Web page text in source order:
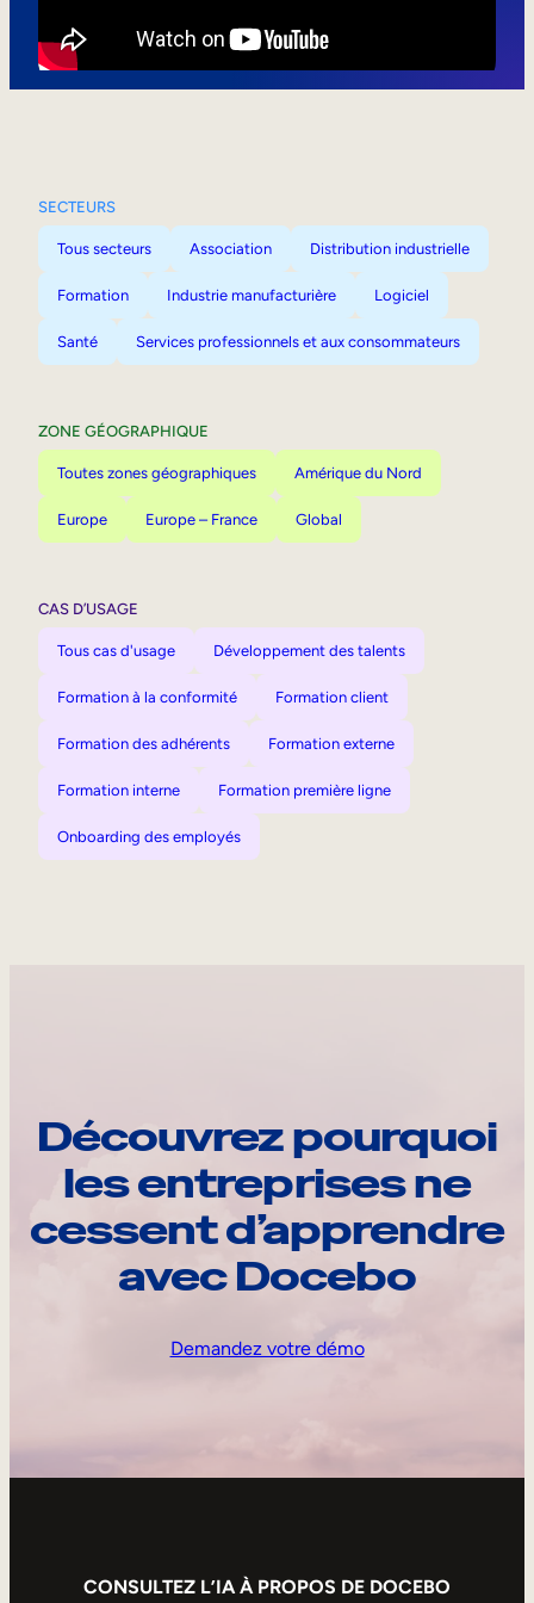
SECTEURS
Tous secteurs Association Distribution industrielle
Formation Industrie manufacturière Logiciel
Santé Services professionnels et aux consommateurs
ZONE GÉOGRAPHIQUE
Toutes zones géographiques Amérique du Nord
Europe Europe – France Global
CAS D’USAGE
Tous cas d'usage Développement des talents
Formation à la conformité Formation client
Formation des adhérents Formation externe
Formation interne Formation première ligne
Onboarding des employés
Découvrez pourquoi
les entreprises ne
cessent d’apprendre
avec Docebo
Demandez votre démo
CONSULTEZ L’IA À PROPOS DE DOCEBO